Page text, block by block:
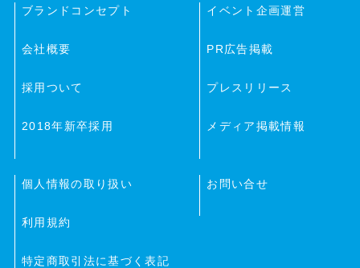
ブランドコンセプト
会社概要
採用ついて
2018年新卒採用
イベント企画運営
PR広告掲載
プレスリリース
メディア掲載情報
個人情報の取り扱い
利用規約
特定商取引法に基づく表記
お問い合せ